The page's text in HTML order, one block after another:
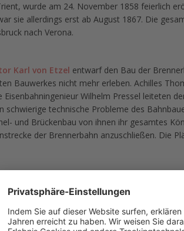
wurde am 24. November 1858 feierlich
sie allerdings erst ab August 1867. Die
nach Verona.
Karl von Etzel entwarf den Bau der
Bauwerkes nicht mehr erleben. Achilles
Wilhelm Pressel leiteten
schwierige technische Probleme des
und Brückenbau von ihnen ihr gesamtes
der Brennerbahn anzuschließen. Die
wichtigsten Eisenbahnverbindungen und führt
gebaut, um die 796 Meter Steigung
die Bahn südlich durch den Bergisel, immer
Valsertals.